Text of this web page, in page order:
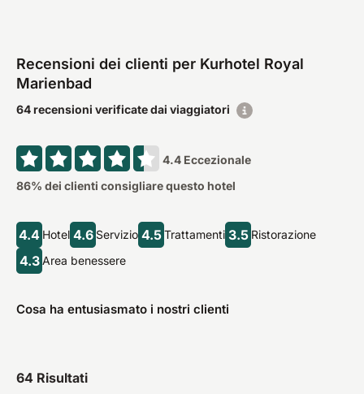
Recensioni dei clienti per Kurhotel Royal
Marienbad
64 recensioni verificate dai viaggiatori
4.4 Eccezionale
86% dei clienti consigliare questo hotel
4.4 Hotel 4.6 Servizio 4.5 Trattamenti 3.5 Ristorazione
4.3 Area benessere
Cosa ha entusiasmato i nostri clienti
64 Risultati